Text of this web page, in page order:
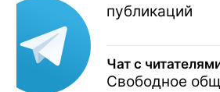
публикаций
Чат с
Свободное